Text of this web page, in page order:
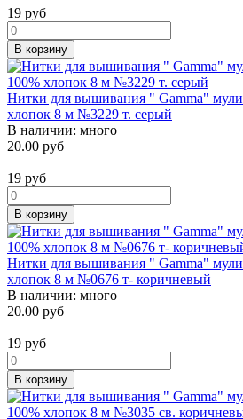
19 руб
В корзину
Нитки для вышивания " Gamma"
хлопок 8 м №3229 т. серый
В наличии: много
20.00 руб
19 руб
В корзину
Нитки для вышивания " Gamma"
хлопок 8 м №0676 т- коричневый
В наличии: много
20.00 руб
19 руб
В корзину